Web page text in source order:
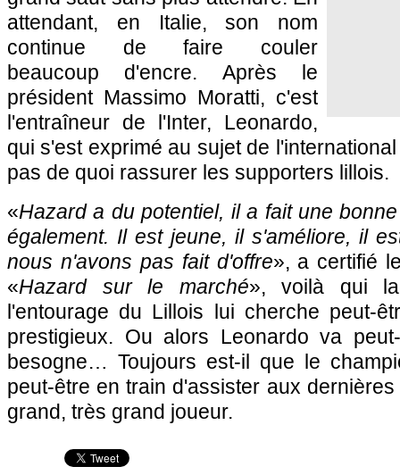
attendant, en Italie, son nom
continue de faire couler
beaucoup d'encre. Après le
président Massimo Moratti, c'est
l'entraîneur de l'Inter, Leonardo,
qui s'est exprimé au sujet de
pas de quoi rassurer les supporters lillois.
«Hazard a du potentiel, il a fait une
également. Il est jeune, il s'améliore, il
nous n'avons pas fait d'offre», a certifié
«Hazard sur le marché», voilà qui
l'entourage du Lillois lui cherche peut-
prestigieux. Ou alors Leonardo va
besogne… Toujours est-il que le
peut-être en train d'assister aux
grand, très grand joueur.